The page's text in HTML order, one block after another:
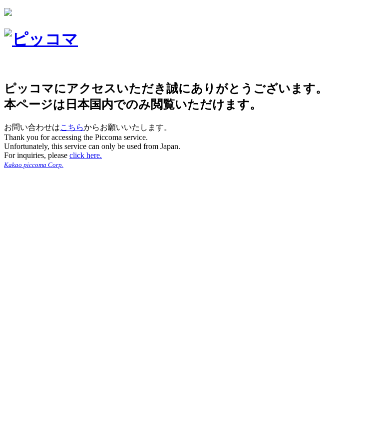
ピッコマにアクセスいただき誠にありがとうございます。
本ページは日本国内でのみ閲覧いただけます。
お問い合わせはこちらからお願いいたします。
Thank you for accessing the Piccoma service.
Unfortunately, this service can only be used from Japan.
For inquiries, please click here.
Kakao piccoma Corp.